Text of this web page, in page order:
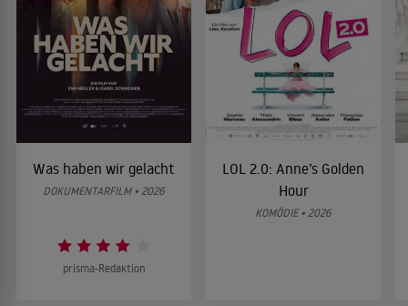
Was haben wir gelacht
DOKUMENTARFILM • 2026
prisma-Redaktion
LOL 2.0: Anne’s Golden
Hour
KOMÖDIE • 2026